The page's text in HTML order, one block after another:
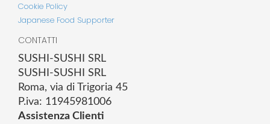
Cookie Policy
Japanese Food Supporter
CONTATTI
SUSHI-SUSHI SRL
SUSHI-SUSHI SRL
Roma, via di Trigoria 45
P.iva: 11945981006
Assistenza Clienti